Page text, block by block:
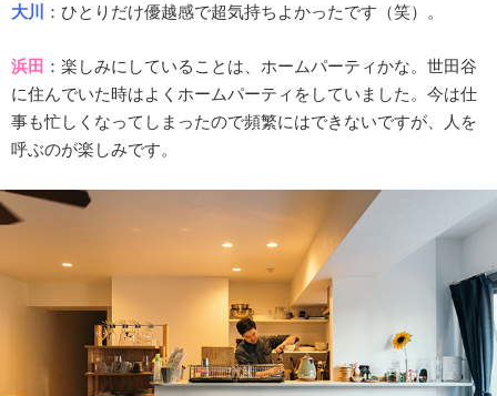
大川 ：ひとりだけ優越感で超気持ちよかったです（笑）。
浜田 ：楽しみにしていることは、ホームパーティかな。世田谷
に住んでいた時はよくホームパーティをしていました。今は仕
事も忙しくなってしまったので頻繁にはできないですが、人を
呼ぶのが楽しみです。